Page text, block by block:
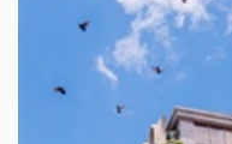
chính